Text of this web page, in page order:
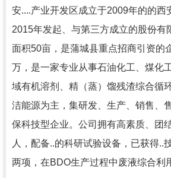
安....产业开发区成立于2009年的的西
2015年发起、与第三方成立的股份有
面积50亩，是蒲城县重点招商引资的
万，是一家专业从事石油化工、煤化
域有机溶剂、精（蒸）馏残渣综合循
洁能源为主，集研发、生产、销售、
保科技型企业。公司拥有高素质、团
人，配备..的科研试验设备，已获得..
两项 ，在BDO生产过程中废液综合利